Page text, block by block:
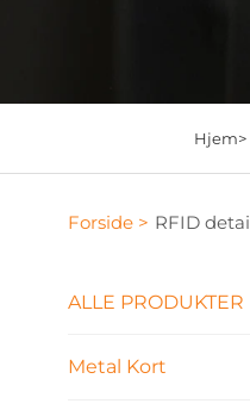
Hjem>
Forside > RFID
ALLE PRODUKTER
Metal Kort